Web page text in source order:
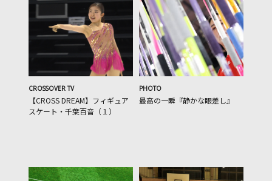
CROSSOVER TV
【CROSS DREAM】フィギュア
スケート・千葉百音（１）
PHOTO
最高の一瞬『静かな眼差し』